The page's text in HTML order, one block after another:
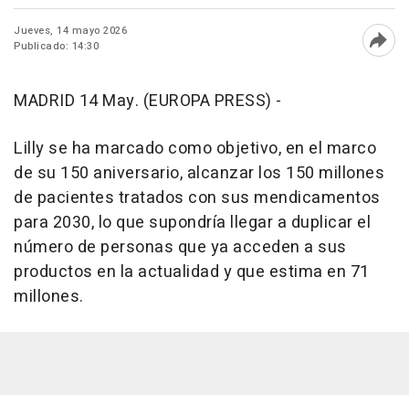
Jueves, 14 mayo 2026
Publicado: 14:30
MADRID 14 May. (EUROPA PRESS) -
Lilly se ha marcado como objetivo, en el marco
de su 150 aniversario, alcanzar los 150 millones
de pacientes tratados con sus mendicamentos
para 2030, lo que supondría llegar a duplicar el
número de personas que ya acceden a sus
productos en la actualidad y que estima en 71
millones.